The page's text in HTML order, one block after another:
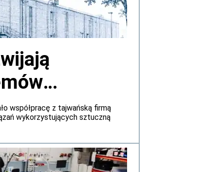
współpracę z tajwańską firmą
wykorzystujących sztuczną